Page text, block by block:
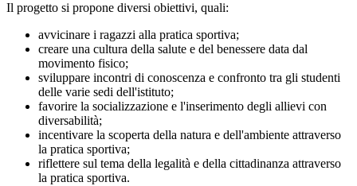
Il progetto si propone diversi obiettivi, quali:
avvicinare i ragazzi alla pratica sportiva;
creare una cultura della salute e del benessere data dal
movimento fisico;
sviluppare incontri di conoscenza e confronto tra gli studenti
delle varie sedi dell'istituto;
favorire la socializzazione e l'inserimento degli allievi con
diversabilità;
incentivare la scoperta della natura e dell'ambiente attraverso
la pratica sportiva;
riflettere sul tema della legalità e della cittadinanza attraverso
la pratica sportiva.